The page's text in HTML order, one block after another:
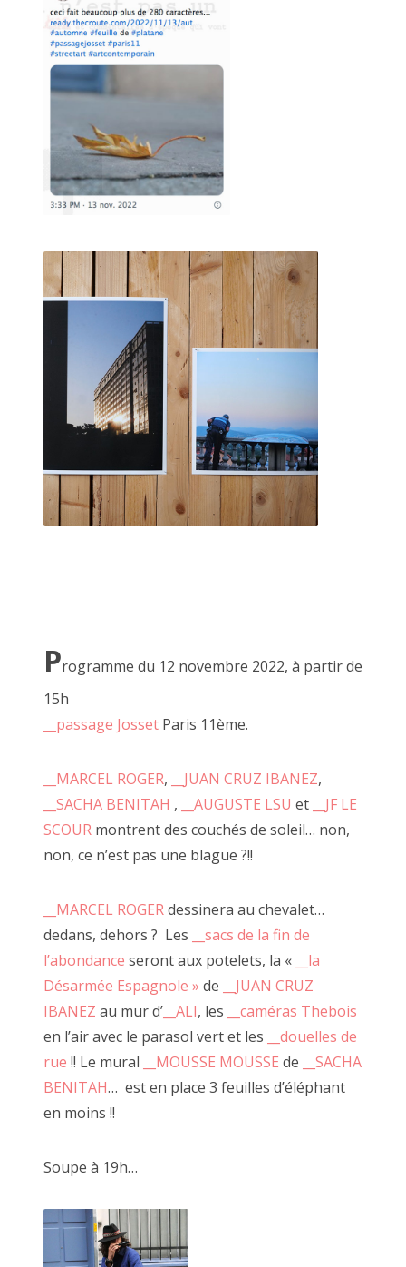
Programme du 12 novembre 2022, à partir de
15h
__passage Josset Paris 11ème.
__MARCEL ROGER, __JUAN CRUZ IBANEZ,
__SACHA BENITAH , __AUGUSTE LSU et
__JF LE
SCOUR montrent des couchés de soleil… non,
non, ce n’est pas une blague ?!!
__MARCEL ROGERdessinera au chevalet…
dedans, dehors ? Les
__sacs de la fin de
l’abondance seront aux potelets, la «
__la
Désarmée Espagnole » de
__JUAN CRUZ
IBANEZ au mur d’ __ALI, les
__caméras Thebois
en l’air avec le parasol vert et les
__douelles de
rue !! Le mural __MOUSSE MOUSSE de
__SACHA
BENITAH… est en place 3 feuilles d’éléphant
en moins !!
Soupe à 19h…
MARCEL ROGER aux claquettes 2018
Le OU PAS, concept inhérent aux faiseurs, consiste dans le
fait de jouer de tout.
De sa voix, de son corps, d'une fabrication d'éléments à
une performance improvisée sans savoir si cela va "le faire
ou pas".
Principalement menées DEHORS! sur le parvis, la scène
d'à côté, ces tribulations sont essentielles pour
le développement artistique du faiseur.
Le faiseur se moque de la connotation négative du
jugement de l'Autre.
Ici il n'est pas question de likes, de mépris ou même
d'indifférence.
De nombreuses âmes se sont emerveillées à venir jouer. J'en
tire dailleurs un certain plaisir
Je pourrai ainsi expliquer à travers des exemples concrets et
mon vécu un déroulé le plus proche d'une réalité.
La mienne.
Le dictionnaire